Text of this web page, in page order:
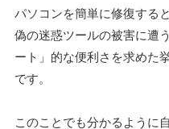
パソコンを簡単に修復する
偽の迷惑ツールの被害に遭
ート」的な便利さを求めた
です。
このことでも分かるように